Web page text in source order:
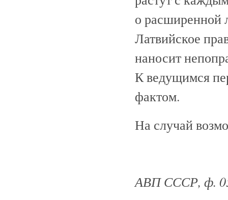
о расширенной
Латвийское
наносит
К ведущимся
фактом.
На случай
АВП СССР, ф.